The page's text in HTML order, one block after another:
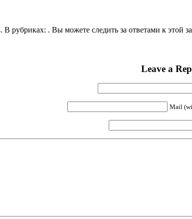
рубриках: . Вы можете следить за ответами к этой
Leave a
Mail